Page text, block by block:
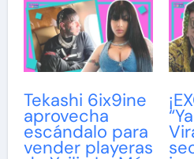
Tekashi 6ix9ine
aprovecha
escándalo para
vender playeras